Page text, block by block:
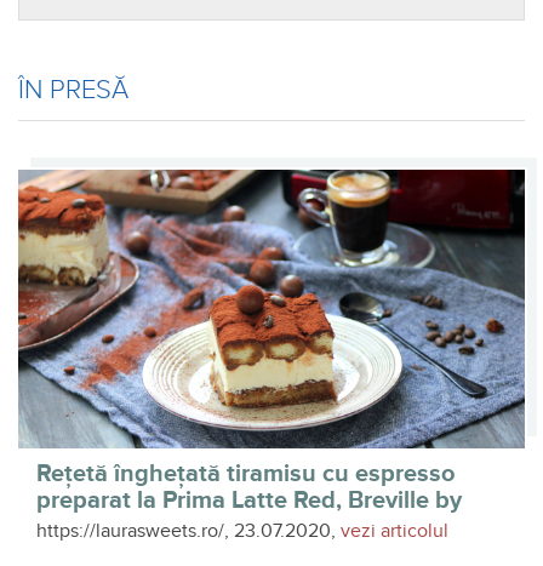
ÎN PRESĂ
Rețetă înghețată tiramisu cu espresso
preparat la Prima Latte Red, Breville by
Laura's Sweets
https://laurasweets.ro/, 23.07.2020, vezi articolul